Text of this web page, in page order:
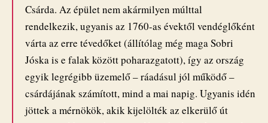
Csárda. Az épület nem akármilyen múlttal
rendelkezik, ugyanis az 1760-as évektől vendéglőként
várta az erre tévedőket (állítólag még maga Sobri
Jóska is e falak között poharazgatott), így az ország
egyik legrégibb üzemelő – ráadásul jól működő –
csárdájának számított, mind a mai napig. Ugyanis idén
jöttek a mérnökök, akik kijelölték az elkerülő út